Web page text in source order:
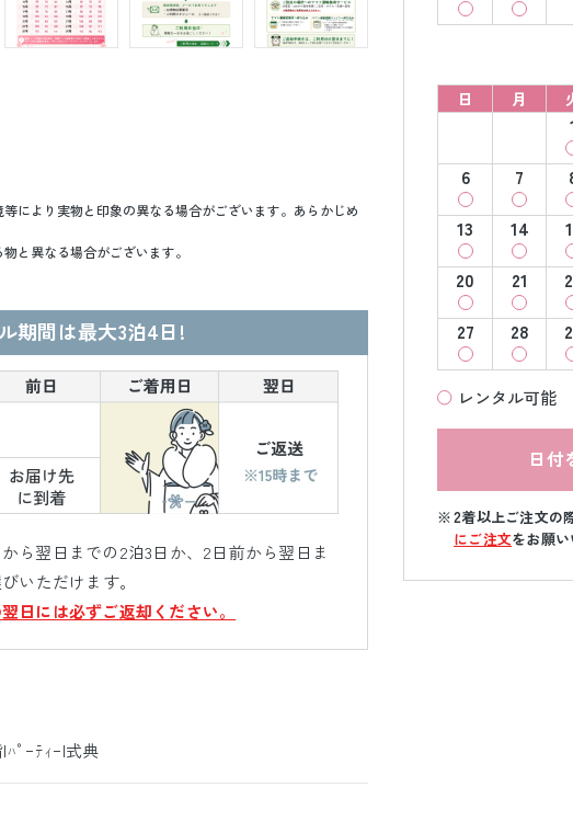
日 月
6
7
13
14
20
21
27
28
レンタル可能
日付
2着以上ご注文の際
にご注文をお願い
により実物と印象の異なる場合がございます。あらかじめ
と異なる場合がございます。
期間は最大3泊4日!
ら翌日までの2泊3日か、2日前から翌日ま
いただけます。
日には必ずご返却ください。
ﾊﾟｰﾃｨｰ|式典